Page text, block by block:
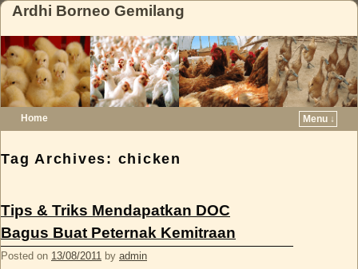
Ardhi Borneo Gemilang
Home
Menu ↓
Tag Archives: chicken
Tips & Triks Mendapatkan DOC
Bagus Buat Peternak Kemitraan
Posted on 13/08/2011 by admin